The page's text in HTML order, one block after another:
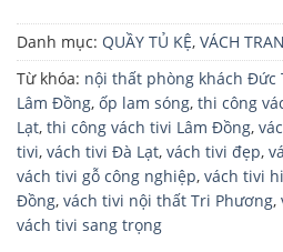
Danh mục: QUẦY TỦ KỆ, VÁCH
Từ khóa: nội thất phòng khách Đức
Lâm Đồng, ốp lam sóng, thi công
Lạt, thi công vách tivi Lâm Đồng,
tivi, vách tivi Đà Lạt, vách tivi đẹp,
vách tivi gỗ công nghiệp, vách tivi
Đồng, vách tivi nội thất Tri Phương,
vách tivi sang trọng